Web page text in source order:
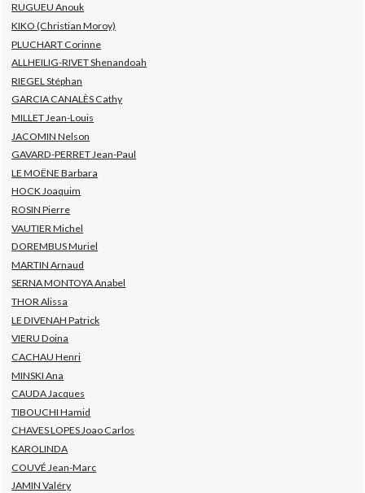
RUGUEU Anouk
KIKO (Christian Moroy)
PLUCHART Corinne
ALLHEILIG-RIVET Shenandoah
RIEGEL Stéphan
GARCIA CANALÈS Cathy
MILLET Jean-Louis
JACOMIN Nelson
GAVARD-PERRET Jean-Paul
LE MOËNE Barbara
HOCK Joaquim
ROSIN Pierre
VAUTIER Michel
DOREMBUS Muriel
MARTIN Arnaud
SERNA MONTOYA Anabel
THOR Alissa
LE DIVENAH Patrick
VIERU Doina
CACHAU Henri
MINSKI Ana
CAUDA Jacques
TIBOUCHI Hamid
CHAVES LOPES Joao Carlos
KAROLINDA
COUVÉ Jean-Marc
JAMIN Valéry